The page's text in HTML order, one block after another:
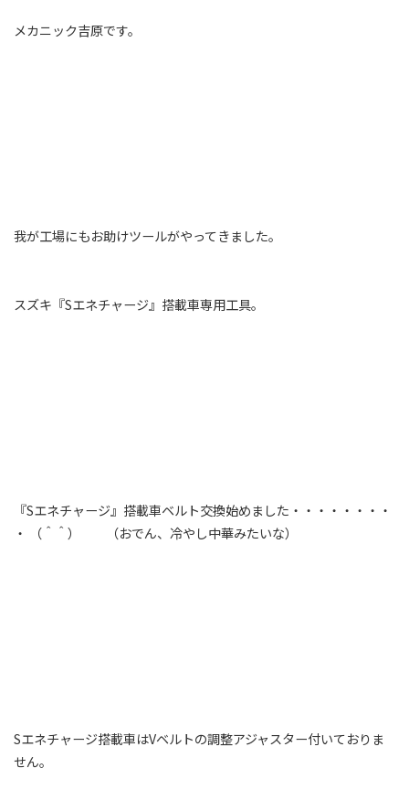
メカニック吉原です。
我が工場にもお助けツールがやってきました。
スズキ『Sエネチャージ』搭載車専用工具。
『Sエネチャージ』搭載車ベルト交換始めました・・・・・・・・
・ （＾＾） （おでん、冷やし中華みたいな）
Sエネチャージ搭載車はVベルトの調整アジャスター付いておりま
せん。